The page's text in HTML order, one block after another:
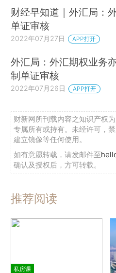
财经早知道｜外汇局：
单证审核
2022年07月27日 APP打开
外汇局：外汇期权业务
制单证审核
2022年07月26日 APP打开
财新网所刊载内容之知识产权
专属所有或持有。未经许可，
建立镜像等任何使用。
如有意愿转载，请发邮件至
确认及授权后，方可转载。
推荐阅读
私房课